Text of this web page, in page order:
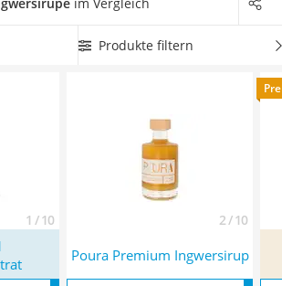
Ingwersirup ohne Zuckerzusatz
besonders das Modell
Produkte filtern
1 / 10 2 / 10
Poura Premium Ingwersirup